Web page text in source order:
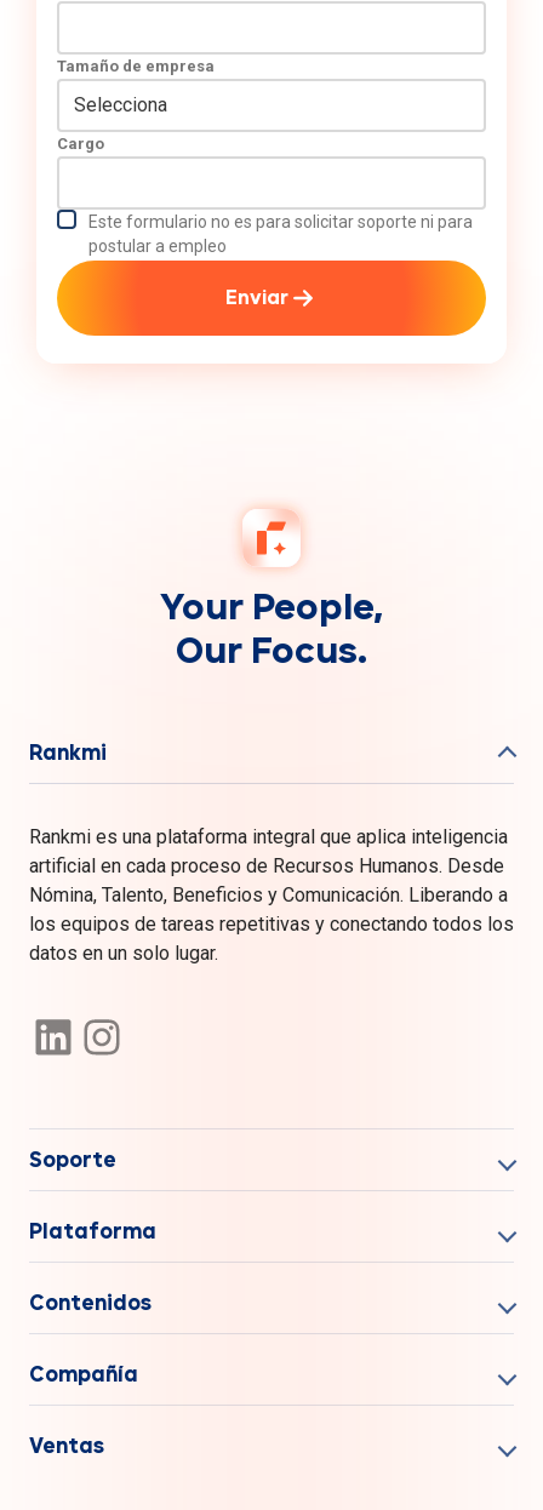
Tamaño de empresa
Cargo
Este formulario no es para solicitar soporte ni para
postular a empleo
Enviar
Your People,
Our Focus.
Rankmi
Rankmi es una plataforma integral que aplica inteligencia
artificial en cada proceso de Recursos Humanos. Desde
Nómina, Talento, Beneficios y Comunicación. Liberando a
los equipos de tareas repetitivas y conectando todos los
datos en un solo lugar.
Soporte
Plataforma
Contenidos
Compañía
Ventas